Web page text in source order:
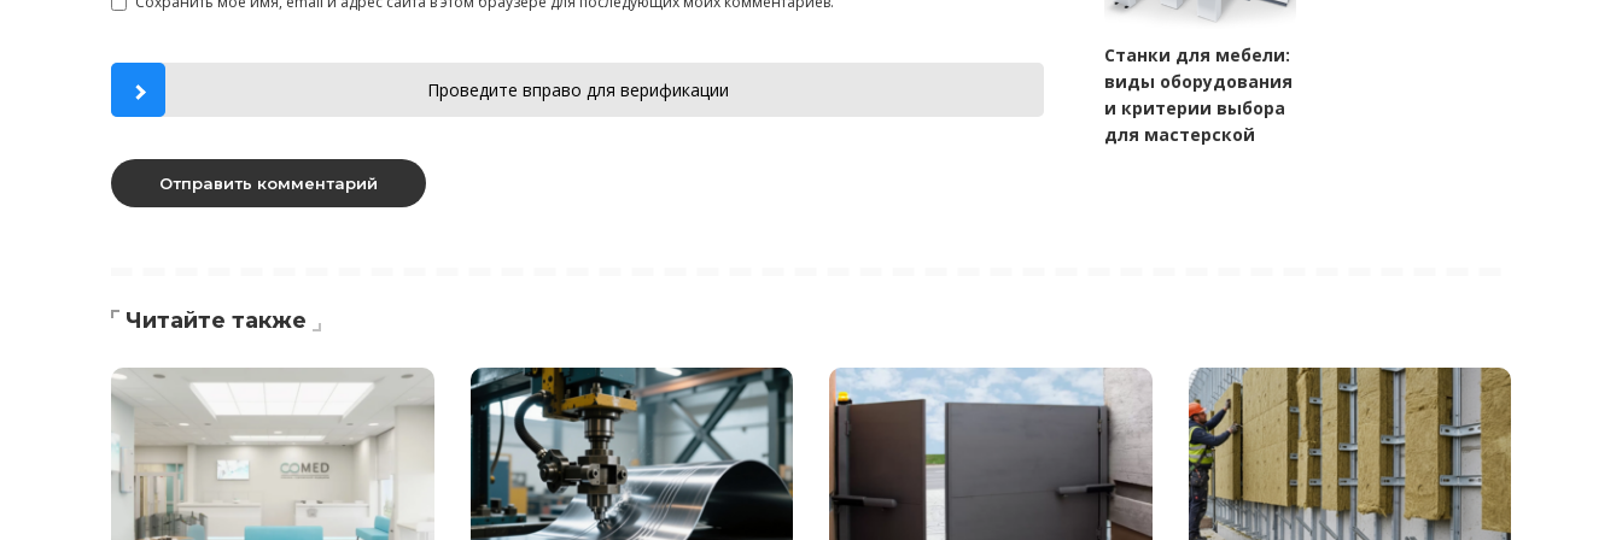
Проведите вправо для верификации
Станки для мебели:
виды оборудования
и критерии выбора
для мастерской
Читайте также